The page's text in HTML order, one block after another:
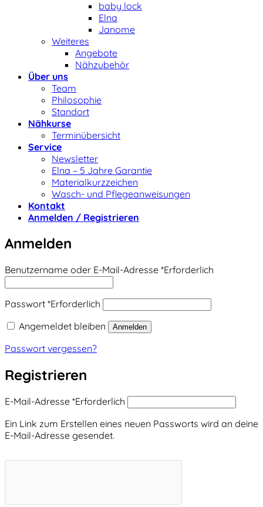
baby lock
Elna
Janome
Weiteres
Angebote
Nähzubehör
Über uns
Team
Philosophie
Standort
Nähkurse
Terminübersicht
Service
Newsletter
Elna – 5 Jahre Garantie
Materialkurzzeichen
Wasch- und Pflegeanweisungen
Kontakt
Anmelden / Registrieren
Anmelden
Benutzername oder E-Mail-Adresse *Erforderlich
Passwort *Erforderlich
Angemeldet bleiben
Anmelden
Passwort vergessen?
Registrieren
E-Mail-Adresse *Erforderlich
Ein Link zum Erstellen eines neuen Passworts wird an deine
E-Mail-Adresse gesendet.